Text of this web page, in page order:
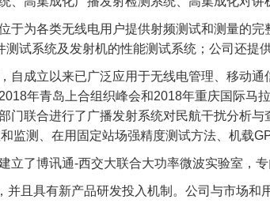
于为各类无线电用户提供射频测试和测量的
试系统及发射机的性能测试系统；公司还提
自成立以来已广泛应用于无线电管理、移动
年青岛上合组织峰会和2018年重庆国际
门联合进行了广播发射系统对民航干扰分析
监测、在用固定站场强精度测试方法、机载
立了博讯通-西交大联合大功率微波实验室，
且具有新产品研发投入机制。公司与市场和